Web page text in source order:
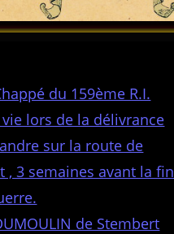
du 159ème R.I.
lors de la délivrance
sur la route de
, 3 semaines avant la fin
de Stembert